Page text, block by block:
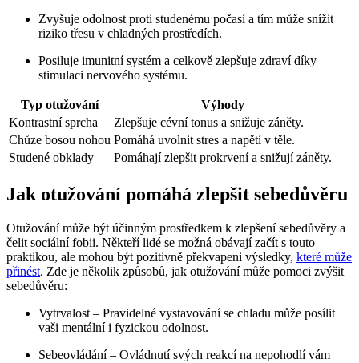
Zvyšuje odolnost proti studenému počasí a tím může snížit
riziko třesu v chladných prostředích.
Posiluje imunitní systém a celkově zlepšuje zdraví díky
stimulaci nervového systému.
Typ otužování
Výhody
Kontrastní sprcha
Zlepšuje cévní tonus a snižuje záněty.
Chůze bosou nohou Pomáhá uvolnit stres a napětí v těle.
Studené obklady
Pomáhají zlepšit prokrvení a snižují záněty.
Jak otužování pomáhá zlepšit sebedůvěru
Otužování může být účinným prostředkem k zlepšení sebedůvěry a
čelit sociální fobii. Někteří lidé se možná obávají začít s touto
praktikou, ale mohou být pozitivně překvapeni výsledky, které může
přinést. Zde je několik způsobů, jak otužování může pomoci zvýšit
sebedůvěru:
Vytrvalost – Pravidelné vystavování se chladu může posílit
vaši mentální i fyzickou odolnost.
Sebeovládání – Ovládnutí svých reakcí na nepohodlí vám